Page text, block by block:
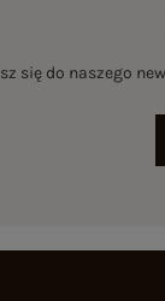
się do naszego